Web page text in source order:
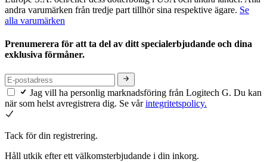
andra varumärken från tredje part tillhör sina respektive ägare. Se
alla varumärken
Prenumerera för att ta del av ditt specialerbjudande och dina
exklusiva förmåner.
Jag vill ha personlig marknadsföring från Logitech G. Du kan
när som helst avregistrera dig. Se vårintegritetspolicy.
Tack för din registrering.
Håll utkik efter ett välkomsterbjudande i din inkorg.